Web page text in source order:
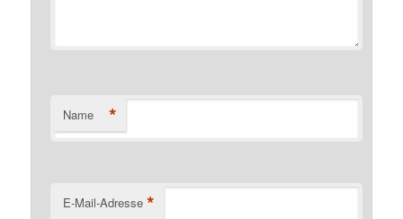
Name *
E-Mail-Adresse *